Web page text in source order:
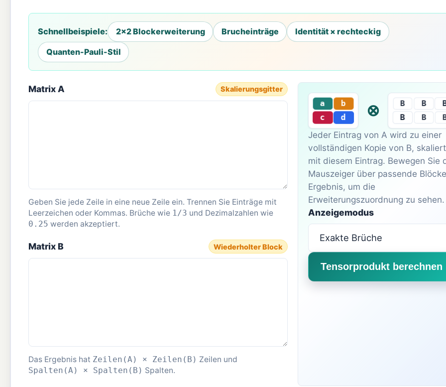
Schnellbeispiele: 2×2 Blockerweiterung Brucheinträge Identität × rechteckig
Quanten-Pauli-Stil
Matrix A Skalierungsgitter
Geben Sie jede Zeile in eine neue Zeile ein. Trennen Sie Einträge mit
Leerzeichen oder Kommas. Brüche wie 1/3 und Dezimalzahlen wie
0.25 werden akzeptiert.
Matrix B Wiederholter Block
Das Ergebnis hat Zeilen(A) × Zeilen(B) Zeilen und
Spalten(A) × Spalten(B) Spalten.
a b
c d ⊗ B B
B B
Jeder Eintrag von A wird zu einer
vollständigen Kopie von B, skaliert
mit diesem Eintrag. Bewegen Sie
Mauszeiger über passende
Ergebnis, um die
Erweiterungszuordnung zu sehen.
Anzeigemodus
Tensorprodukt berechnen